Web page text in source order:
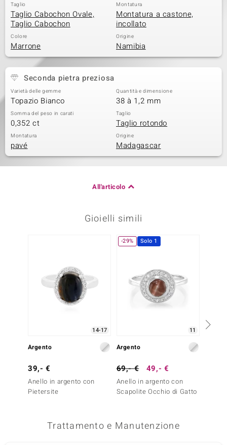
Taglio
Taglio Cabochon Ovale,
Taglio Cabochon
Montatura
Montatura a castone,
incollato
Colore
Marrone
Origine
Namibia
Seconda pietra preziosa
Varietà delle gemme
Topazio Bianco
Quantità e dimensione
38 à 1,2 mm
Somma del peso in carati
0,352 ct
Taglio
Taglio rotondo
Montatura
pavé
Origine
Madagascar
All'articolo
Gioielli simili
14-17
Argento
39,- €
Anello in argento con
Pietersite
-29% Solo 1
11
Argento
69,- € 49,- €
Anello in argento con
Scapolite Occhio di Gatto
Trattamento e Manutenzione